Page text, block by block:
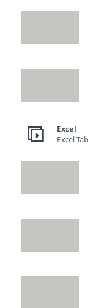
du
du
Excel
Excel